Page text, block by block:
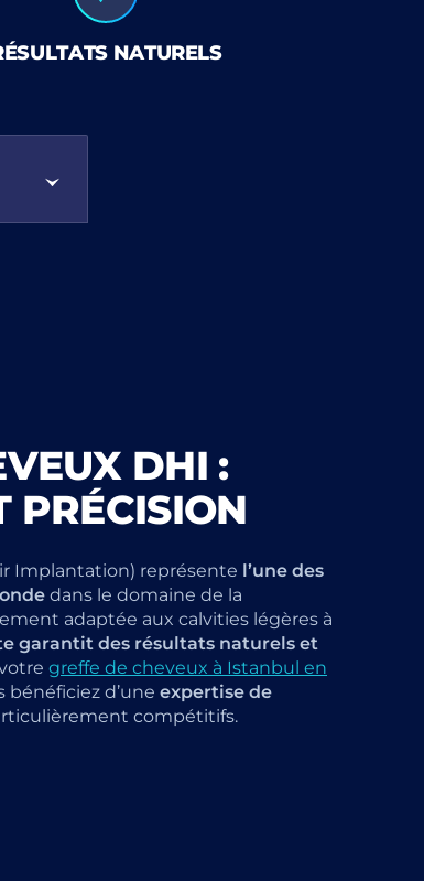
NATURELS
DHI :
PRÉCISION
Implantation) représente l’une des
dans le domaine de la
adaptée aux calvities légères à
garantit des résultats naturels et
greffe de cheveux à Istanbul en
bénéficiez d’une expertise de
compétitifs.